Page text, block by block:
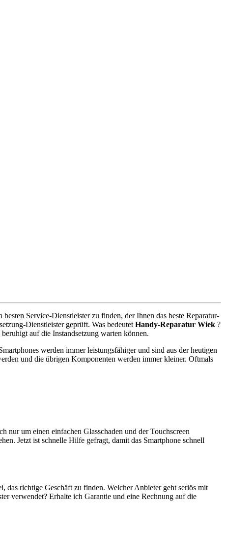
Service-Dienstleister zu finden, der Ihnen das beste Reparatur-
Dienstleister geprüft. Was bedeutet Handy-Reparatur Wiek ?
auf die Instandsetzung warten können.
werden immer leistungsfähiger und sind aus der heutigen
und die übrigen Komponenten werden immer kleiner. Oftmals
nur um einen einfachen Glasschaden und der Touchscreen
Jetzt ist schnelle Hilfe gefragt, damit das Smartphone schnell
das richtige Geschäft zu finden. Welcher Anbieter geht seriös mit
verwendet? Erhalte ich Garantie und eine Rechnung auf die